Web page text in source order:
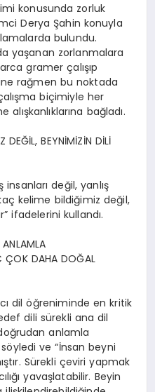
konusunda zorluk
Derya Şahin konuyla
bulundu.
yaşanan zorlanmalara
gramer çalışıp
rağmen bu noktada
biçimiyle her
bağladı.
DEĞİL, BEYNİMİZİN DİLİ
insanları değil, yanlış
kelime bildiğimiz değil,
ifadelerini kullandı.
ÇOK DAHA DOĞAL
dil öğreniminde en kritik
dili sürekli ana dil
anlamla
ve “İnsan beyni
Sürekli çeviri yapmak
yavaşlatabilir. Beyin